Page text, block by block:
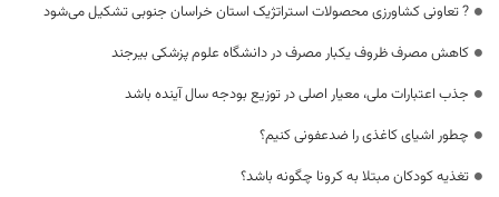
? تعاونی کشاورزی محصولات استراتژیک استان خراسان جنوبی تشکیل می‌شود
کاهش مصرف ظروف یکبار مصرف در دانشگاه علوم پزشکی بیرجند
جذب اعتبارات ملی، معیار اصلی در توزیع بودجه سال آینده باشد
چطور اشیای کاغذی را ضدعفونی کنیم؟
تغذیه‌ کودکان مبتلا به کرونا چگونه باشد؟